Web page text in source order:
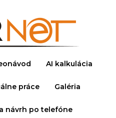
AI kalkulácia
práce Galéria
návrh po telefóne